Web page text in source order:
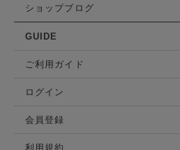
ショップブログ
GUIDE
ご利用ガイド
ログイン
会員登録
利用規約